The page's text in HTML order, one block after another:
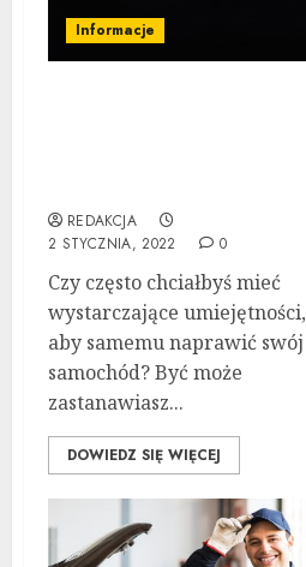
Informacje
REDAKCJA
2 STYCZNIA, 2022
0
Czy często chciałbyś mieć
wystarczające umiejętności,
aby samemu naprawić swój
samochód? Być może
zastanawiasz...
DOWIEDZ SIĘ WIĘCEJ